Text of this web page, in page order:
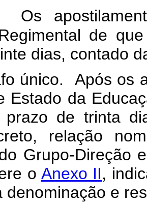
de
dias, contado
único. Após os
Estado da
prazo de trinta
relação
Grupo-Direção
o Anexo II,
denominação e